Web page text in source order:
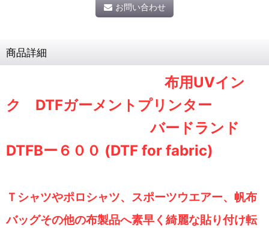
お問い合わせ
商品詳細
布用UVイン
ク DTFガーメントプリンター
バードランド
DTFBー６００ (DTF for fabric)
Ｔシャツやポロシャツ、スポーツウエアー、帆布
バッグその他の布製品へ素早く綺麗な貼り付け転